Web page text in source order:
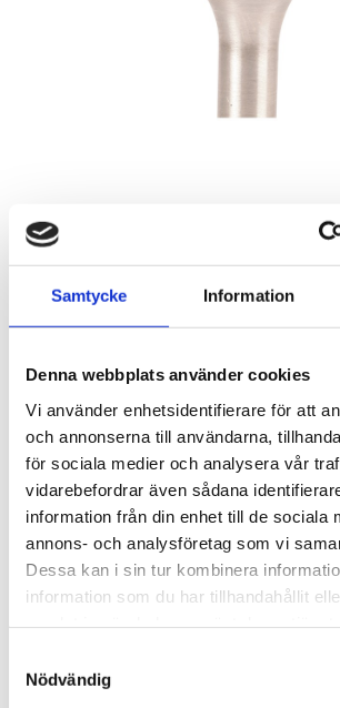
Samtycke Information
Denna webbplats använder cookies
Vi använder enhetsidentifierare för att
och annonserna till användarna,
för sociala medier och analysera vår
vidarebefordrar även sådana
information från din enhet till de sociala
annons- och analysföretag som vi
Dessa kan i sin tur kombinera
information som du har tillhandahållit
Nödvändig
Roterande fil, 6 mm, 2S
Rekommenderat pris: 725.00 kr
725 kr
st Lägg i
Finns i lager
Beskrivning
Filer